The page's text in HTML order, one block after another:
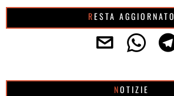
RESTA AGGIORNATO
NOTIZIE